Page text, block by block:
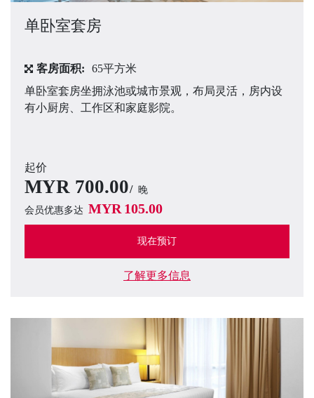
单卧室套房
客房面积:
65平方米
单卧室套房坐拥泳池或城市景观，布局灵活，房内设
有小厨房、工作区和家庭影院。
起价
MYR 700.00
晚
会员优惠多达 MYR 105.00
现在预订
了解更多信息